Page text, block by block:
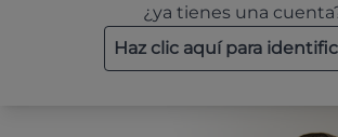
¿ya tienes una
Haz clic aquí para